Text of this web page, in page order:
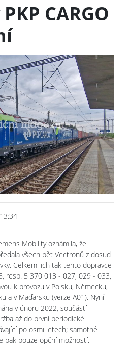
CARGO
Mobility oznámila, že
všech pět Vectronů z dosud
Celkem jich tak tento dopravce
resp. 5 370 013 - 027, 029 - 033,
k provozu v Polsku, Německu,
a v Maďarsku (verze A01). Nyní
v únoru 2022, součástí
až do první periodické
po osmi letech; samotné
pak pouze opční možností.